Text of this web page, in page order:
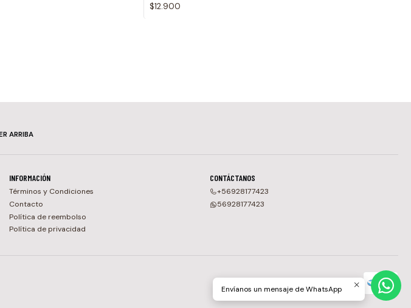
$12.900
ARRIBA
INFORMACIÓN
Términos y Condiciones
Contacto
Política de reembolso
Política de privacidad
CONTÁCTANOS
+56928177423
56928177423
Envíanos un mensaje de WhatsApp